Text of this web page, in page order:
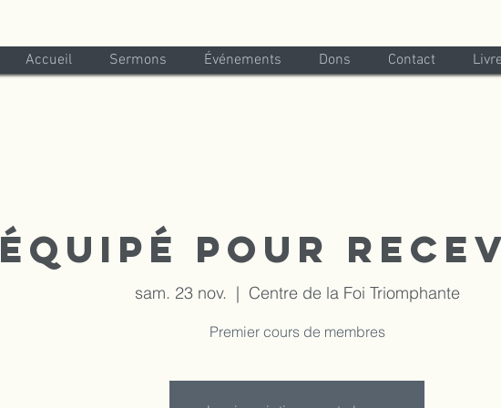
Accueil Sermons Événements Dons Contact
Équipé pour
sam. 23 nov.
  |
Centre de la Foi Triomphante
Premier cours de membres